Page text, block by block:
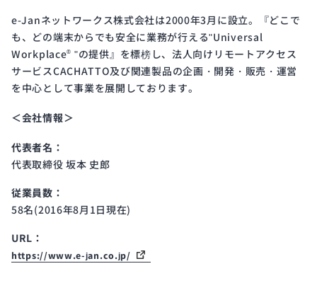
e-Janネットワークス株式会社は2000年3月に設立。『どこで
も、どの端末からでも安全に業務が行える"Universal
Workplace® "の提供』を標榜し、法人向けリモートアクセス
サービスCACHATTO及び関連製品の企画・開発・販売・運営
を中心として事業を展開しております。
＜会社情報＞
代表者名：
代表取締役 坂本 史郎
従業員数：
58名(2016年8月1日現在)
URL：
https://www.e-jan.co.jp/